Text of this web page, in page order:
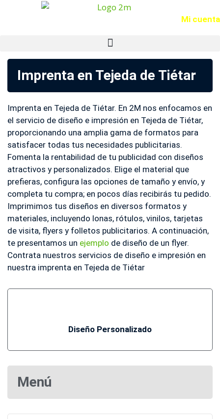
Mi cuenta
Diseño Personalizado
Imprenta en Tejeda de Tiétar
Imprenta en Tejeda de Tiétar. En 2M nos enfocamos en
el servicio de diseño e impresión en Tejeda de Tiétar,
proporcionando una amplia gama de formatos para
satisfacer todas tus necesidades publicitarias.
Fomenta la rentabilidad de tu publicidad con diseños
atractivos y personalizados. Elige el material que
prefieras, configura las opciones de tamaño y envío, y
completa tu compra; en pocos días recibirás tu pedido.
Imprimimos tus diseños en diversos formatos y
materiales, incluyendo lonas, rótulos, vinilos, tarjetas
de visita, flyers y folletos publicitarios. A continuación,
te presentamos un ejemplo de diseño de un flyer.
Contrata nuestros servicios de diseño e impresión en
nuestra imprenta en Tejeda de Tiétar
Menú